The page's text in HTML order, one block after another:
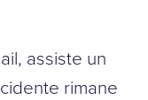
assiste un
rimane